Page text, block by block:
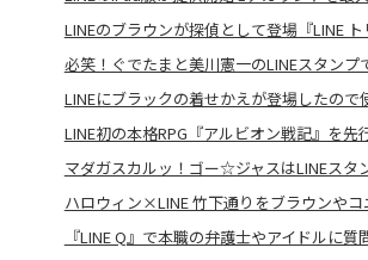
LINEのブラウンが探偵として登場『LINE
必笑！ぐでたまと美川憲一のLINEスタンプ
LINEにブラックの着せかえが登場したので
LINE初の本格RPG『アルビオン戦記』を先
マダガスカルッ！ゴー☆ジャスはLINEスタ
ハロウィン×LINE 竹下通りをブラウンやコ
『LINE Q』で本職の弁護士やアイドルに